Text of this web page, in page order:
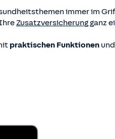
immer im
Zusatzversicherung ganz
praktischen Funktionen